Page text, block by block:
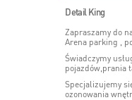
Detail King
Zapraszamy do
Arena parking ,
Świadczymy
pojazdów,prania
Specjalizujemy
ozonowania